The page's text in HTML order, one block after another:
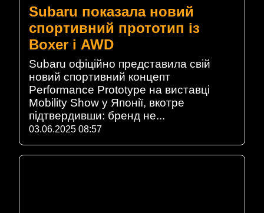
Subaru показала новий
спортивний прототип із
Boxer і AWD
Subaru офіційно представила свій
новий спортивний концепт
Performance Prototype на виставці
Mobility Show у Японії, вкотре
підтвердивши: бренд не...
03.06.2025 08:57